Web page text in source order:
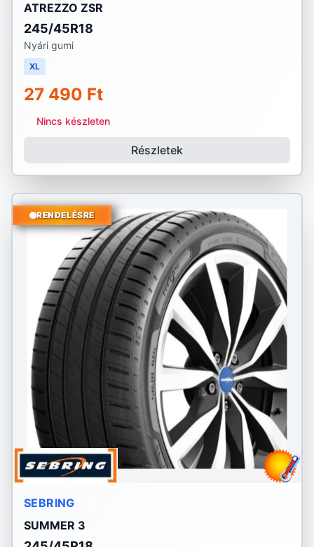
ATREZZO ZSR
245/45R18
Nyári gumi
XL
27 490 Ft
Nincs készleten
Részletek
RENDELÉSRE
SEBRING
SUMMER 3